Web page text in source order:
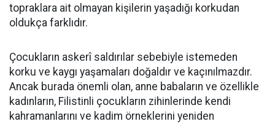
topraklara ait olmayan kişilerin yaşadığı korkudan
oldukça farklıdır.
Çocukların askerî saldırılar sebebiyle istemeden
korku ve kaygı yaşamaları doğaldır ve kaçınılmazdır.
Ancak burada önemli olan, anne babaların ve özellikle
kadınların, Filistinli çocukların zihinlerinde kendi
kahramanlarını ve kadim örneklerini yeniden